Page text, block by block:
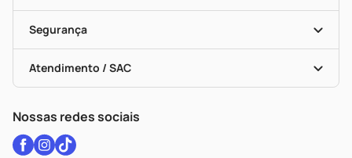
Cupons E Ofertas
Black Friday
Alomed
Formas De Pagamento
Troca E Devolução
Bulas De A A Z
Políticas De Marketplace
Vacinas
Serviços Farmacêuticos
Testes Rápidos
Autoteste Covid-19
Vacinas
Segurança
Certificado De Segurança
Portal Da Privacidade
Atendimento / SAC
WhatsApp (47) 9202-1687
Nossas redes sociais